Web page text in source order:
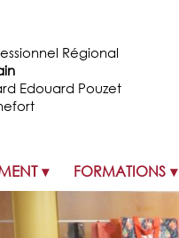
Régional
Edouard Pouzet
FORMATIONS